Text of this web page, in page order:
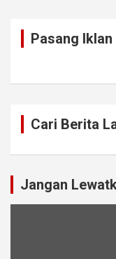
Pasang Iklan
Cari Berita
Jangan